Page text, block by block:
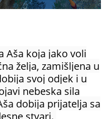
Aša koja jako voli
želja, zamišljena u
svoj odjek i u
nebeska sila
dobija prijatelja sa
stvari.